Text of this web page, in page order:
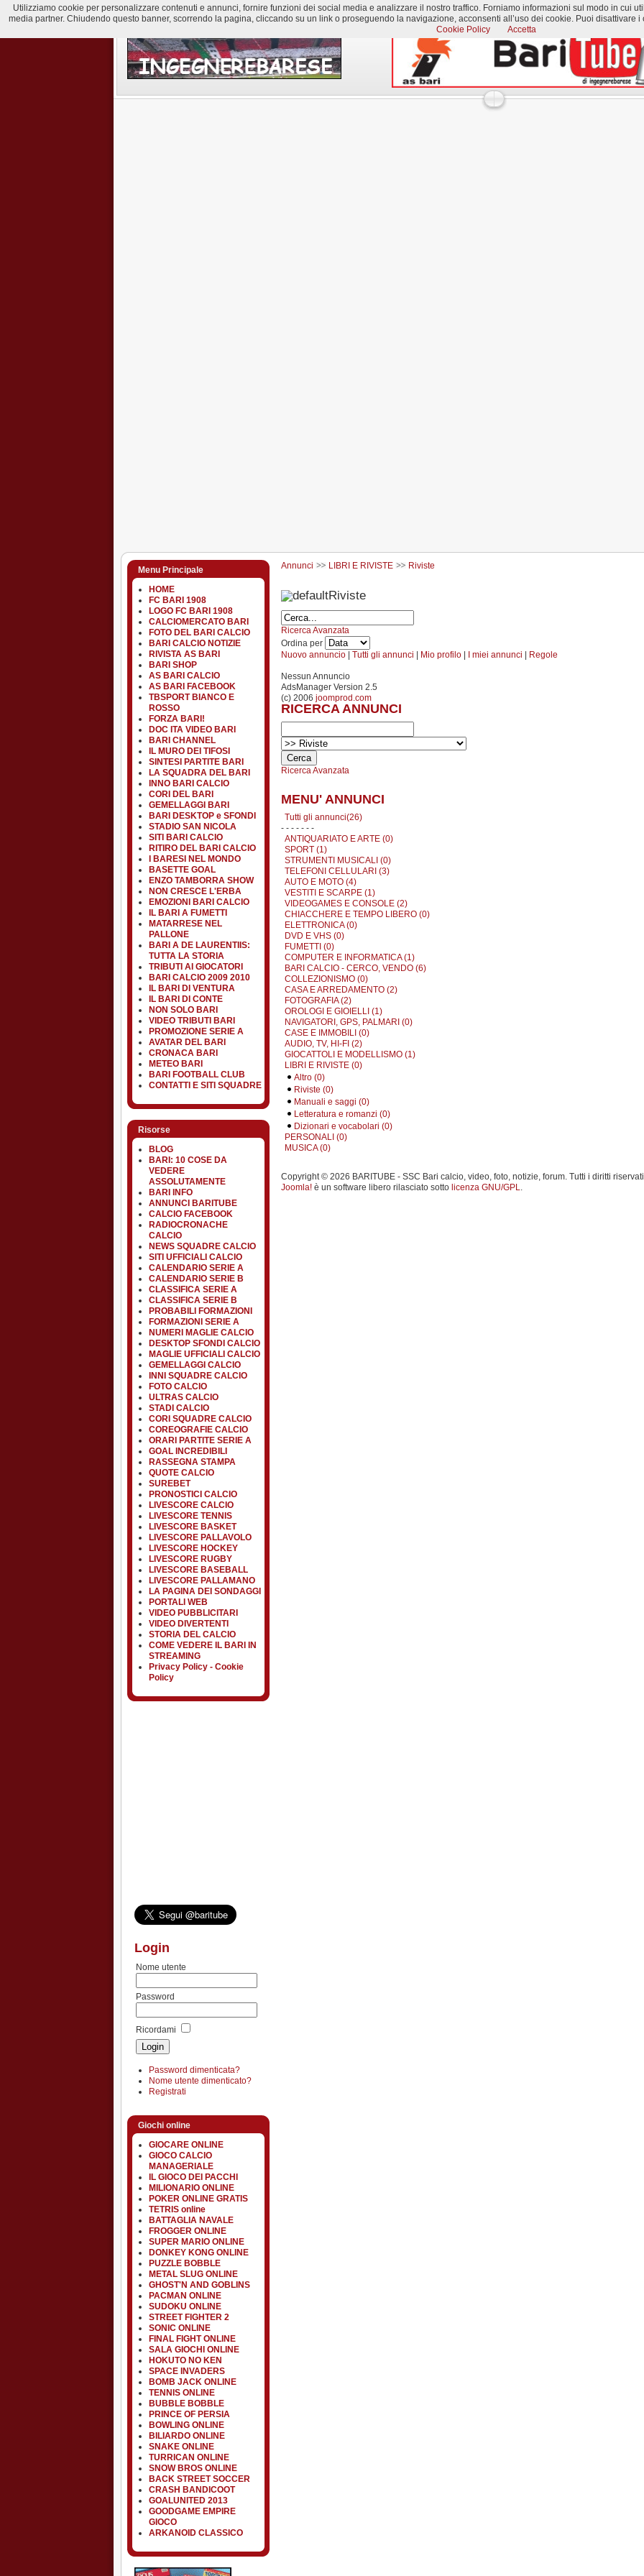
Menu Principale
HOME
FC BARI 1908
LOGO FC BARI 1908
CALCIOMERCATO BARI
FOTO DEL BARI CALCIO
BARI CALCIO NOTIZIE
RIVISTA AS BARI
BARI SHOP
AS BARI CALCIO
AS BARI FACEBOOK
TBSPORT BIANCO E
ROSSO
FORZA BARI!
DOC ITA VIDEO BARI
BARI CHANNEL
IL MURO DEI TIFOSI
SINTESI PARTITE BARI
LA SQUADRA DEL BARI
INNO BARI CALCIO
CORI DEL BARI
GEMELLAGGI BARI
BARI DESKTOP e SFONDI
STADIO SAN NICOLA
SITI BARI CALCIO
RITIRO DEL BARI CALCIO
I BARESI NEL MONDO
BASETTE GOAL
ENZO TAMBORRA SHOW
NON CRESCE L'ERBA
EMOZIONI BARI CALCIO
IL BARI A FUMETTI
MATARRESE NEL
PALLONE
BARI A DE LAURENTIIS:
TUTTA LA STORIA
TRIBUTI AI GIOCATORI
BARI CALCIO 2009 2010
IL BARI DI VENTURA
IL BARI DI CONTE
NON SOLO BARI
VIDEO TRIBUTI BARI
PROMOZIONE SERIE A
AVATAR DEL BARI
CRONACA BARI
METEO BARI
BARI FOOTBALL CLUB
CONTATTI E SITI SQUADRE
Risorse
BLOG
BARI: 10 COSE DA
VEDERE
ASSOLUTAMENTE
BARI INFO
ANNUNCI BARITUBE
CALCIO FACEBOOK
RADIOCRONACHE
CALCIO
NEWS SQUADRE CALCIO
SITI UFFICIALI CALCIO
CALENDARIO SERIE A
CALENDARIO SERIE B
CLASSIFICA SERIE A
CLASSIFICA SERIE B
PROBABILI FORMAZIONI
FORMAZIONI SERIE A
NUMERI MAGLIE CALCIO
DESKTOP SFONDI CALCIO
MAGLIE UFFICIALI CALCIO
GEMELLAGGI CALCIO
INNI SQUADRE CALCIO
FOTO CALCIO
ULTRAS CALCIO
STADI CALCIO
CORI SQUADRE CALCIO
COREOGRAFIE CALCIO
ORARI PARTITE SERIE A
GOAL INCREDIBILI
RASSEGNA STAMPA
QUOTE CALCIO
SUREBET
PRONOSTICI CALCIO
LIVESCORE CALCIO
LIVESCORE TENNIS
LIVESCORE BASKET
LIVESCORE PALLAVOLO
LIVESCORE HOCKEY
LIVESCORE RUGBY
LIVESCORE BASEBALL
LIVESCORE PALLAMANO
LA PAGINA DEI SONDAGGI
PORTALI WEB
VIDEO PUBBLICITARI
VIDEO DIVERTENTI
STORIA DEL CALCIO
COME VEDERE IL BARI IN
STREAMING
Privacy Policy - Cookie
Policy
Login
Nome utente
Password
Ricordami
Password dimenticata?
Nome utente dimenticato?
Registrati
Giochi online
GIOCARE ONLINE
GIOCO CALCIO
MANAGERIALE
IL GIOCO DEI PACCHI
MILIONARIO ONLINE
POKER ONLINE GRATIS
TETRIS online
BATTAGLIA NAVALE
FROGGER ONLINE
SUPER MARIO ONLINE
DONKEY KONG ONLINE
PUZZLE BOBBLE
METAL SLUG ONLINE
GHOST'N AND GOBLINS
PACMAN ONLINE
SUDOKU ONLINE
STREET FIGHTER 2
SONIC ONLINE
FINAL FIGHT ONLINE
SALA GIOCHI ONLINE
HOKUTO NO KEN
SPACE INVADERS
BOMB JACK ONLINE
TENNIS ONLINE
BUBBLE BOBBLE
PRINCE OF PERSIA
BOWLING ONLINE
BILIARDO ONLINE
SNAKE ONLINE
TURRICAN ONLINE
SNOW BROS ONLINE
BACK STREET SOCCER
CRASH BANDICOOT
GOALUNITED 2013
GOODGAME EMPIRE
GIOCO
ARKANOID CLASSICO
Annunci LIBRI E RIVISTE Riviste
Riviste
Ricerca Avanzata
Ordina per
Nuovo annuncio | Tutti gli annunci | Mio profilo | I miei annunci | Regole
Nessun Annuncio
AdsManager Version 2.5
(c) 2006 joomprod.com
RICERCA ANNUNCI
Ricerca Avanzata
MENU' ANNUNCI
Tutti gli annunci(26)
- - - - - - -
ANTIQUARIATO E ARTE (0)
SPORT (1)
STRUMENTI MUSICALI (0)
TELEFONI CELLULARI (3)
AUTO E MOTO (4)
VESTITI E SCARPE (1)
VIDEOGAMES E CONSOLE (2)
CHIACCHERE E TEMPO LIBERO (0)
ELETTRONICA (0)
DVD E VHS (0)
FUMETTI (0)
COMPUTER E INFORMATICA (1)
BARI CALCIO - CERCO, VENDO (6)
COLLEZIONISMO (0)
CASA E ARREDAMENTO (2)
FOTOGRAFIA (2)
OROLOGI E GIOIELLI (1)
NAVIGATORI, GPS, PALMARI (0)
CASE E IMMOBILI (0)
AUDIO, TV, HI-FI (2)
GIOCATTOLI E MODELLISMO (1)
LIBRI E RIVISTE (0)
Altro (0)
Riviste (0)
Manuali e saggi (0)
Letteratura e romanzi (0)
Dizionari e vocabolari (0)
PERSONALI (0)
MUSICA (0)
Copyright © 2026 BARITUBE - SSC Bari calcio, video, foto, notizie, forum. Tutti i diritti
Joomla! è un software libero rilasciato sotto licenza GNU/GPL
Utilizziamo cookie per personalizzare contenuti e annunci, fornire funzioni dei social media e analizzare il nostro traffico. Forniamo informazioni sul modo in cui
media partner. Chiudendo questo banner, scorrendo la pagina, cliccando su un link o proseguendo la navigazione, acconsenti all’uso dei cookie. Puoi
Cookie Policy
Accetta